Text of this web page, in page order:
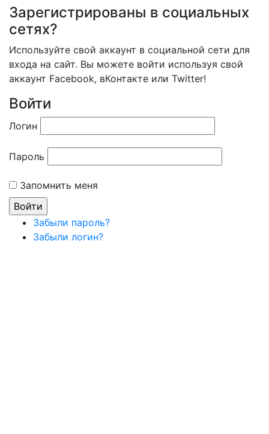
Зарегистрированы в социальных
сетях?
Используйте свой аккаунт в социальной сети для
входа на сайт. Вы можете войти используя свой
аккаунт Facebook, вКонтакте или Twitter!
Войти
Логин
Пароль
Запомнить меня
Забыли пароль?
Забыли логин?